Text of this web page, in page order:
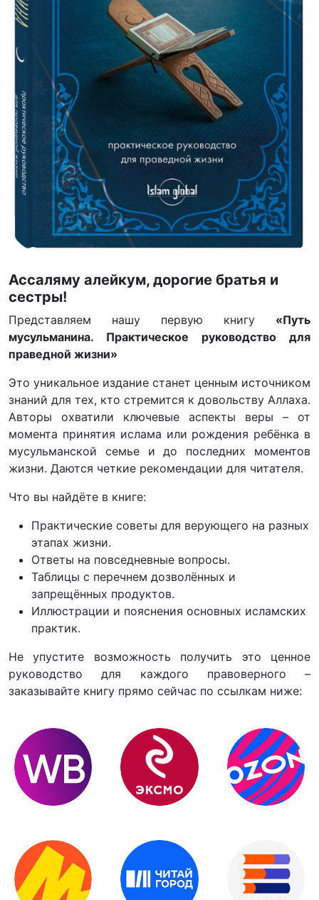
Ассаляму алейкум, дорогие братья и
сестры!
Представляем нашу первую книгу «Путь
мусульманина. Практическое руководство для
праведной жизни»
Это уникальное издание станет ценным источником
знаний для тех, кто стремится к довольству Аллаха.
Авторы охватили ключевые аспекты веры – от
момента принятия ислама или рождения ребёнка в
мусульманской семье и до последних моментов
жизни. Даются четкие рекомендации для читателя.
Что вы найдёте в книге:
Практические советы для верующего на разных
этапах жизни.
Ответы на повседневные вопросы.
Таблицы с перечнем дозволённых и
запрещённых продуктов.
Иллюстрации и пояснения основных исламских
практик.
Не упустите возможность получить это ценное
руководство для каждого правоверного –
заказывайте книгу прямо сейчас по ссылкам ниже: